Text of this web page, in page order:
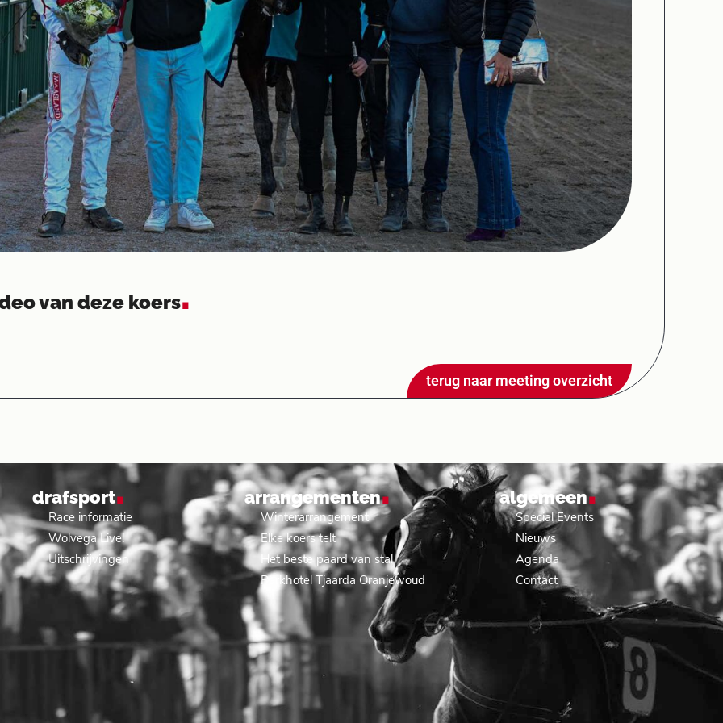
van deze koers.
terug naar meeting overzicht
drafsport.
Race informatie
Wolvega Live!
Uitschrijvingen
arrangementen.
Winterarrangement
Elke koers telt
Het beste paard van stal
Parkhotel Tjaarda Oranjewoud
algemeen.
Special Events
Nieuws
Agenda
Contact